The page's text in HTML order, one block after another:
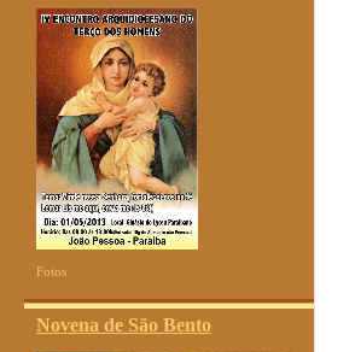
Fotos
Novena de São Bento